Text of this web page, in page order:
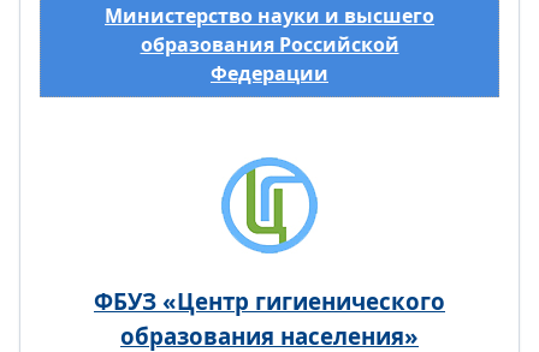
Министерство науки и высшего
образования Российской
Федерации
ФБУЗ «Центр гигиенического
образования населения»